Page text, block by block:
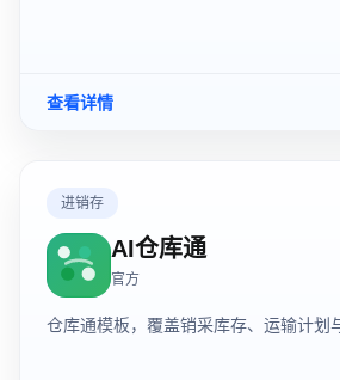
查看详情
进销存
AI仓库通
官方
仓库通模板，覆盖销采库存、运输计划